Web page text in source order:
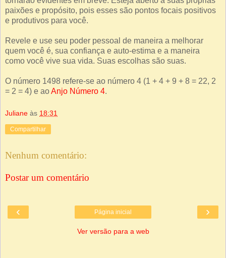
paixões e propósito, pois esses são pontos focais positivos
e produtivos para você.
Revele e use seu poder pessoal de maneira a melhorar
quem você é, sua confiança e auto-estima e a maneira
como você vive sua vida. Suas escolhas são suas.
O número 1498 refere-se ao número 4 (1 + 4 + 9 + 8 = 22, 2
= 2 = 4) e aoAnjo Número 4.
Juliane às 18:31
Compartilhar
Nenhum comentário:
Postar um comentário
‹ ›
Página inicial
Ver versão para a web